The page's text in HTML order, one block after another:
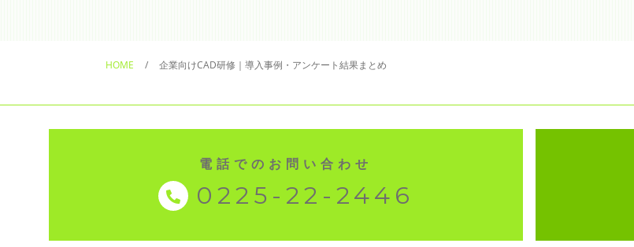
◆ CAD・BIM
◆ CAD社員研修
◆ オンラインによる授業／体験
HOME 企業向けCAD研修｜導入事例・アンケート結果まとめ
電話でのお問い合わせ
0225-22-2446